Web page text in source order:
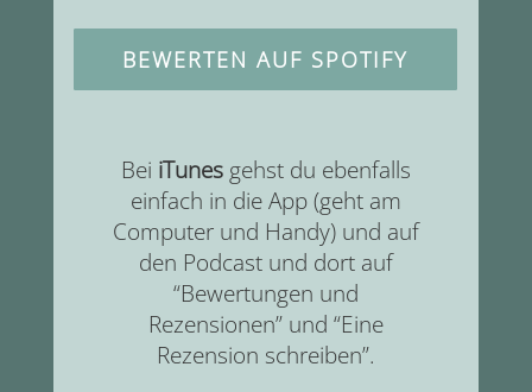
BEWERTEN AUF SPOTIFY
Bei iTunes gehst du ebenfalls
einfach in die App (geht am
Computer und Handy) und auf
den Podcast und dort auf
“Bewertungen und
Rezensionen” und “Eine
Rezension schreiben”.